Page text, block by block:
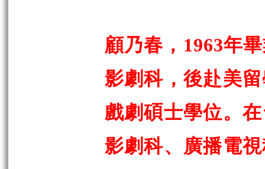
顧乃春，1963年
影劇科，後赴美
戲劇碩士學位。
影劇科、廣播電